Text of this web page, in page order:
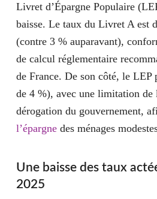
Livret d’Épargne Populaire
baisse. Le taux du Livret A est
(contre 3 % auparavant),
de calcul réglementaire
de France. De son côté, le LEP
de 4 %), avec une limitation de
dérogation du gouvernement,
l’épargnedes ménages
Une baisse des taux
2025